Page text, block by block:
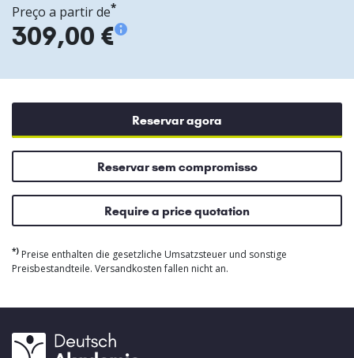
Preço a partir de*
309,00 €
Reservar agora
Reservar sem compromisso
Require a price quotation
*) Preise enthalten die gesetzliche Umsatzsteuer und sonstige
Preisbestandteile. Versandkosten fallen nicht an.